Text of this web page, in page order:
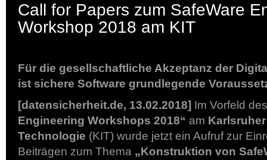
Call for Papers zum SafeWare
Workshop 2018 am KIT
Für die gesellschaftliche Akzeptanz der
ist sichere Software grundlegende
[datensicherheit.de, 13.02.2018] Im Vorfeld
Engineering Workshops 2018“ am
Technologie (KIT) wurde jetzt ein Aufruf zur
Beiträgen zum Thema „Konstruktion von